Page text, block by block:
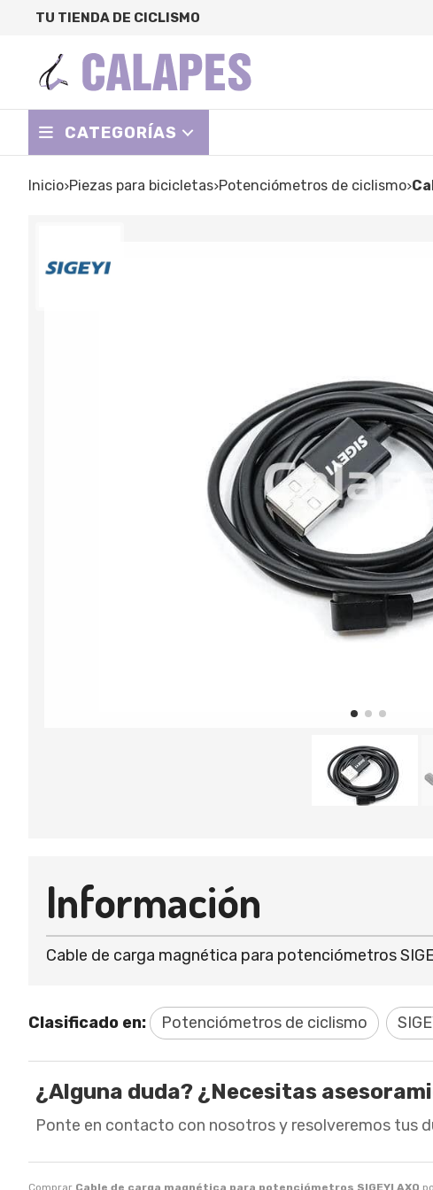
TU TIENDA DE CICLISMO
CATEGORÍAS
Inicio piezas para bicicletas potenciómetros de ciclismo
Comprar Cable de carga magnética para potenciómetros SIGEYI AXO
Información
Cable de carga magnética para potenciómetros
Clasificado en: Potenciómetros de ciclismo
¿Alguna duda? ¿Necesitas
Ponte en contacto con nosotros y resolveremos tus